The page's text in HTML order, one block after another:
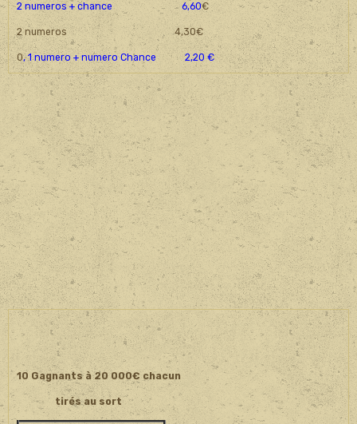
2 numeros + chance 6,60€
2 numeros 4,30€
0, 1 numero + numero Chance 2,20 €
10 Gagnants à 20 000€ chacun
tirés au sort